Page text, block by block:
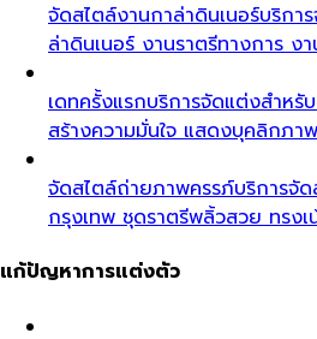
จัดสไตล์งานกาล่าดินเนอร์บริกา
ล่าดินเนอร์ งานราตรีทางการ ง
เดทครั้งแรกบริการจัดแต่งสำหรั
สร้างความมั่นใจ แสดงบุคลิกภา
จัดสไตล์ถ่ายภาพครรภ์บริการจั
กรุงเทพ ชุดราตรีพลิ้วสวย ทรง
แก้ปัญหาการแต่งตัว